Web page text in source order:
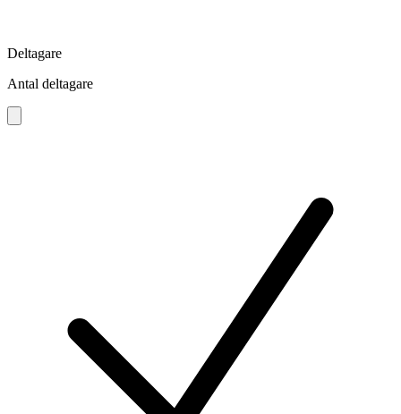
Deltagare
Antal deltagare